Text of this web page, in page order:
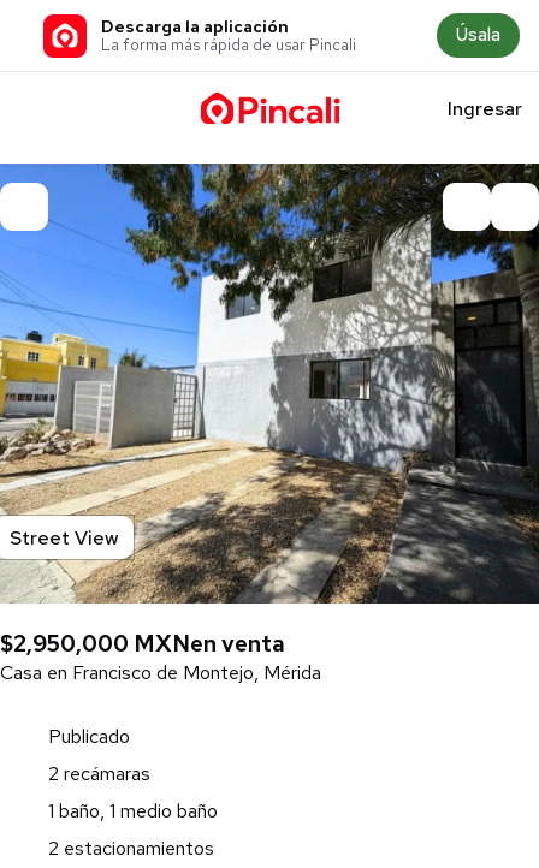
Descarga la aplicación
La forma más rápida de usar Pincali Úsala
Ingresar
Street View
$2,950,000 MXNen venta
Casa en Francisco de Montejo, Mérida
Publicado
2 recámaras
1 baño, 1 medio baño
2 estacionamientos